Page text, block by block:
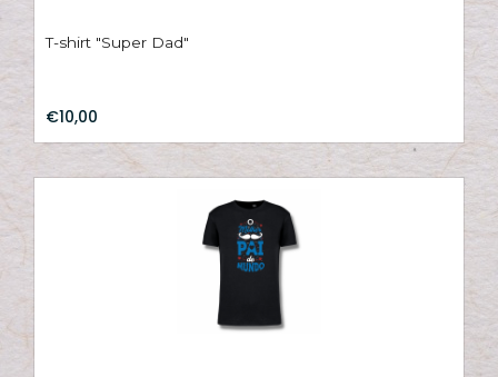
T-shirt "Super Dad"
€10,00